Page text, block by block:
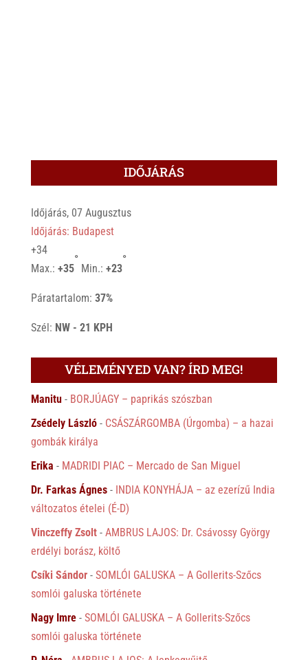
IDŐJÁRÁS
Időjárás, 07 Augusztus
Időjárás: Budapest
+34
Max.: +35
°
Min.: +23
°
Páratartalom: 37%
Szél: NW - 21 KPH
VÉLEMÉNYED VAN? ÍRD MEG!
Manitu- BORJÚAGY – paprikás szószban
Zsédely László- CSÁSZÁRGOMBA (Úrgomba) – a hazai
gombák királya
Erika - MADRIDI PIAC – Mercado de San Miguel
Dr. Farkas Ágnes- INDIA KONYHÁJA – az ezerízű India
változatos ételei (É-D)
Vinczeffy Zsolt- AMBRUS LAJOS: Dr. Csávossy György
erdélyi borász, költő
Csíki Sándor- SOMLÓI GALUSKA – A Gollerits-Szőcs
somlói galuska története
Nagy Imre- SOMLÓI GALUSKA – A Gollerits-Szőcs
somlói galuska története